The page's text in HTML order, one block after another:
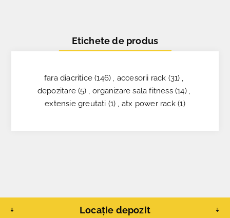
Etichete de produs
fara diacritice (146) , accesorii rack (31) ,
depozitare (5) , organizare sala fitness (14) ,
extensie greutati (1) , atx power rack (1)
Locație depozit